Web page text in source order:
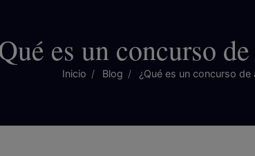
es un concurso
Inicio Blog ¿Qué es un concurso de